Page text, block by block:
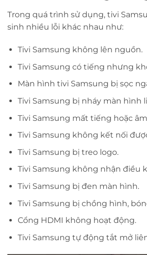
Trong quá trình sử dụng, tivi
sinh nhiều lỗi khác nhau như:
Tivi Samsung không lên nguồn.
Tivi Samsung có tiếng nhưng
Màn hình tivi Samsung bị sọc
Tivi Samsung bị nháy màn hình
Tivi Samsung mất tiếng hoặc
Tivi Samsung không kết nối
Tivi Samsung bị treo logo.
Tivi Samsung không nhận điều
Tivi Samsung bị đen màn hình.
Tivi Samsung bị chồng hình,
Cổng HDMI không hoạt động.
Tivi Samsung tự động tắt mở